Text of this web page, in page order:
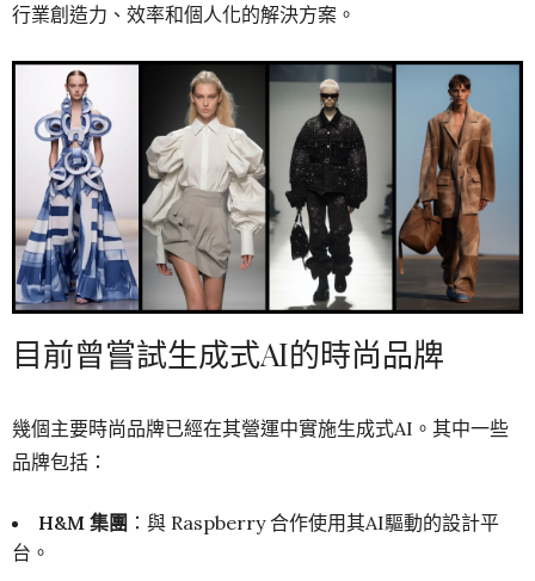
行業創造力、效率和個人化的解決方案。
目前曾嘗試生成式AI的時尚品牌
幾個主要時尚品牌已經在其營運中實施生成式AI。其中一些
品牌包括：
H&M 集團 ：與 Raspberry 合作使用其AI驅動的設計平
台。